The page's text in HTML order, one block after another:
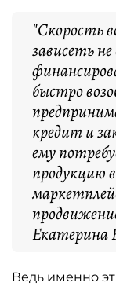
"Скорость
зависеть
быстро
кредит и
ему
продукцию
Екатерина
Ведь именно